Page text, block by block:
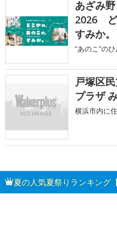
あざみ
2026 ど
すみか。
“あのこ”の
戸塚区
プラザ
横浜市内に
夏の人気夏祭りランキング